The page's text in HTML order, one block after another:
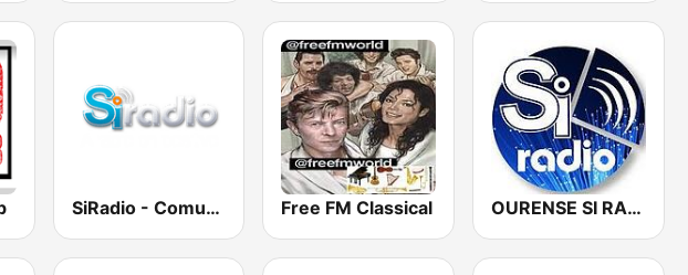
SiRadio - Comunidade Galega Free FM Classical OURENSE SI RADIO